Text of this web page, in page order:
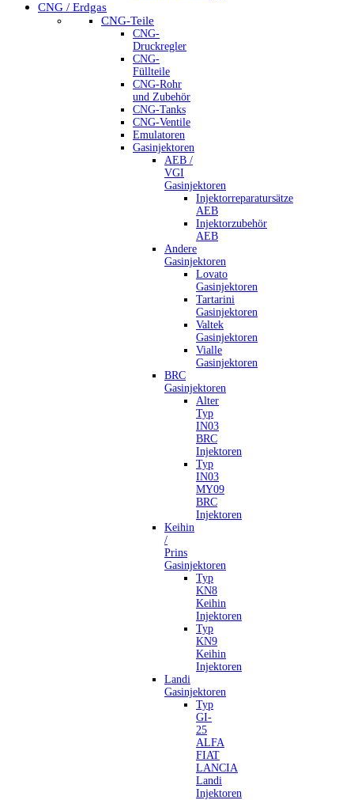
CNG / Erdgas
CNG-Teile
CNG-
Druckregler
CNG-
Füllteile
CNG-Rohr
und Zubehör
CNG-Tanks
CNG-Ventile
Emulatoren
Gasinjektoren
AEB /
VGI
Gasinjektoren
Injektorreparatursätze
AEB
Injektorzubehör
AEB
Andere
Gasinjektoren
Lovato
Gasinjektoren
Tartarini
Gasinjektoren
Valtek
Gasinjektoren
Vialle
Gasinjektoren
BRC
Gasinjektoren
Alter
Typ
IN03
BRC
Injektoren
Typ
IN03
MY09
BRC
Injektoren
Keihin
/
Prins
Gasinjektoren
Typ
KN8
Keihin
Injektoren
Typ
KN9
Keihin
Injektoren
Landi
Gasinjektoren
Typ
GI-
25
ALFA
FIAT
LANCIA
Landi
Injektoren